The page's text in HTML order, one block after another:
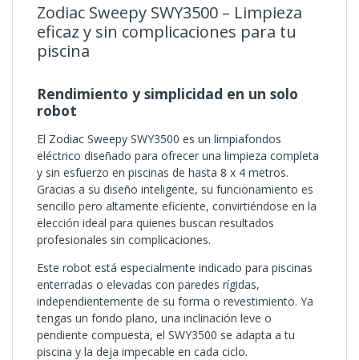
Zodiac Sweepy SWY3500 – Limpieza
eficaz y sin complicaciones para tu
piscina
Rendimiento y simplicidad en un solo
robot
El Zodiac Sweepy SWY3500 es un limpiafondos
eléctrico diseñado para ofrecer una limpieza completa
y sin esfuerzo en piscinas de hasta 8 x 4 metros.
Gracias a su diseño inteligente, su funcionamiento es
sencillo pero altamente eficiente, convirtiéndose en la
elección ideal para quienes buscan resultados
profesionales sin complicaciones.
Este robot está especialmente indicado para piscinas
enterradas o elevadas con paredes rígidas,
independientemente de su forma o revestimiento. Ya
tengas un fondo plano, una inclinación leve o
pendiente compuesta, el SWY3500 se adapta a tu
piscina y la deja impecable en cada ciclo.